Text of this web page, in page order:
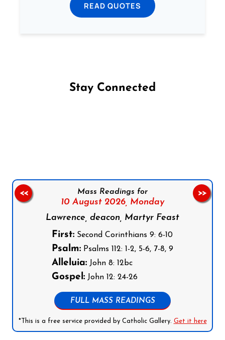
READ QUOTES
Stay Connected
Mass Readings for
10 August 2026, Monday
Lawrence, deacon, Martyr Feast
First: Second Corinthians 9: 6-10
Psalm: Psalms 112: 1-2, 5-6, 7-8, 9
Alleluia: John 8: 12bc
Gospel: John 12: 24-26
FULL MASS READINGS
*This is a free service provided by Catholic Gallery. Get it here
<< >>